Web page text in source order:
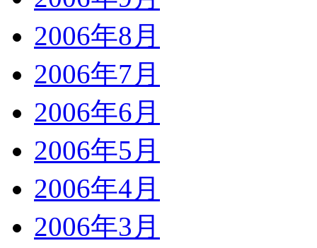
2006年8月
2006年7月
2006年6月
2006年5月
2006年4月
2006年3月